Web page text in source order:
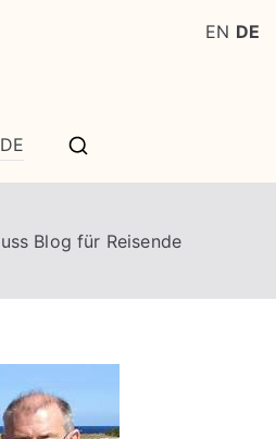
DE
Blog für Reisende
EN DE